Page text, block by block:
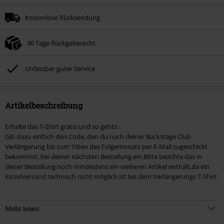
Kostenlose Rücksendung
30 Tage Rückgaberecht
Unfassbar guter Service
Artikelbeschreibung
Erhalte das T-Shirt gratis und so gehts:
Gib dazu einfach den Code, den du nach deiner Backstage Club
Verlängerung bis zum 10ten des Folgemonats per E-Mail zugeschickt
bekommst, bei deiner nächsten Bestellung ein.Bitte beachte das in
dieser Bestellung noch mindestens ein weiteren Artikel enthält,da ein
Einzelversand technisch nicht möglich ist bei dem Verlängerungs T-Shirt.
- normale Länge
Mehr lesen